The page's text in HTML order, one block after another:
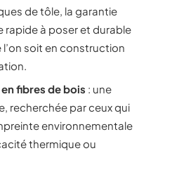
de tôle, la garantie
rapide à poser et durable
soit en construction
fibres de bois : une
recherchée par ceux qui
environnementale
thermique ou